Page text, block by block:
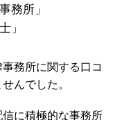
務所」
」
務所に関する口コ
んでした。
に積極的な事務所